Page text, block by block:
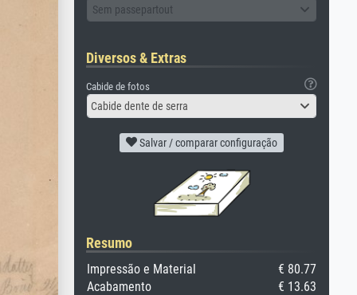
Sem passepartout
Diversos & Extras
Cabide de fotos
Cabide dente de serra
Salvar / comparar configuração
Resumo
Impressão e Material
€ 80.77
Acabamento
€ 13.63